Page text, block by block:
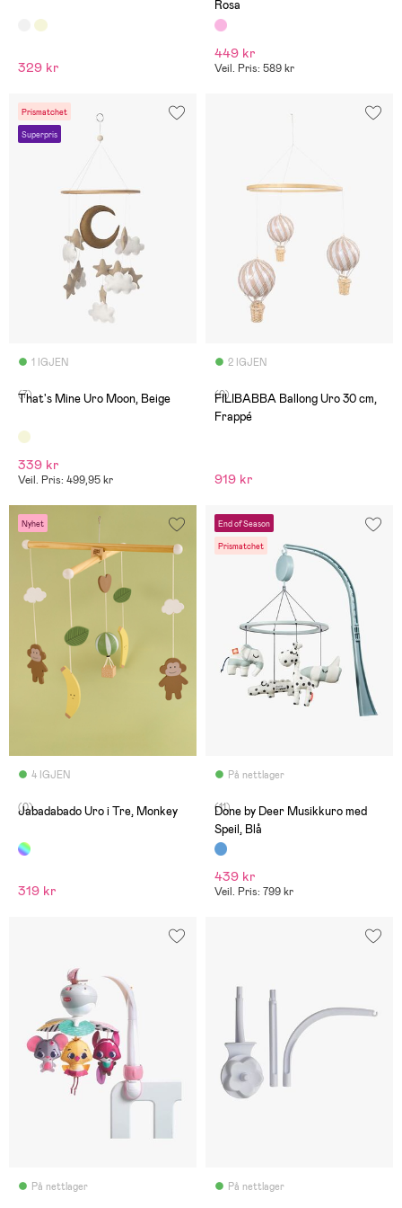
329 kr
Rosa
449 kr
Veil. Pris: 589 kr
Prismatchet
Superpris
1 IGJEN
(7)
That's Mine Uro Moon, Beige
339 kr
Veil. Pris: 499,95 kr
2 IGJEN
(0)
FILIBABBA Ballong Uro 30 cm,
Frappé
919 kr
Nyhet
4 IGJEN
(0)
Jabadabado Uro i Tre, Monkey
319 kr
End of Season
Prismatchet
På nettlager
(11)
Done by Deer Musikkuro med
Speil, Blå
439 kr
Veil. Pris: 799 kr
På nettlager På nettlager